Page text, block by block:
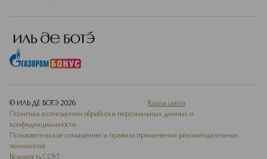
© ИЛЬ ДЕ БОТЭ 2026
Карта сайта
Политика в отношении обработки персональных данных и
конфиденциальности
Пользовательское соглашение и правила применения рекомендательных
технологий
Ведомость СОУТ